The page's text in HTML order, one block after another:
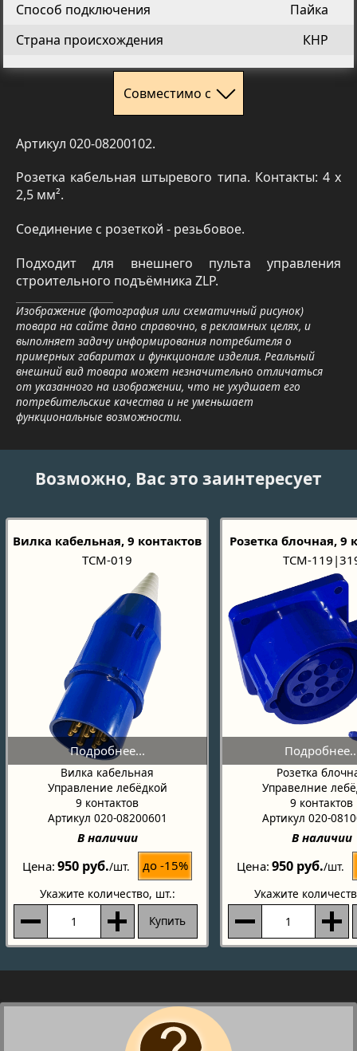
Способ подключения
Пайка
Страна происхождения
КНР
Совместимо с
Артикул 020-08200102.
Розетка кабельная штыревого типа. Контакты: 4 x
2,5 мм².
Соединение с розеткой - резьбовое.
Подходит для внешнего пульта управления
строительного подъёмника ZLP.
Изображение (фотография или схематичный рисунок)
товара на сайте дано справочно, в рекламных целях, и
выполняет задачу информирования потребителя о
примерных габаритах и функционале изделия. Реальный
внешний вид товара может незначительно отличаться
от указанного на изображении, что не ухудшает его
потребительские качества и не уменьшает
функциональные возможности.
Возможно, Вас это заинтересует
Вилка кабельная, 9 контактов
TCM-019
Вилка кабельная
Управление лебёдкой
9 контактов
Артикул 020-08200601
В наличии
Цена 950 руб./шт. до -15%
Укажите количество, шт.:
Купить
Розетка блочная, 9
TCM-
Розетка
Управелние
9 контактов
Артикул 020-
В наличии
Цена 950 руб./шт.
Укажите